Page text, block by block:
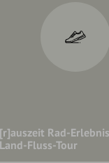
[r]auszeit Rad-
Land-Fluss-Tour